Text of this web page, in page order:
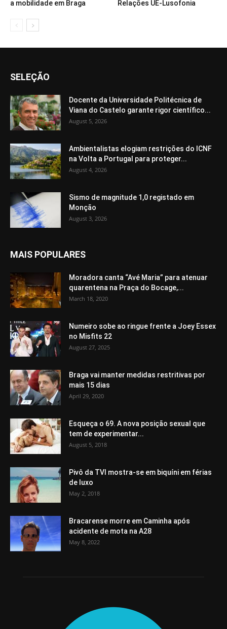
a mobilidade em Braga
Relações UE-Lusofonia
SELEÇÃO
Docente da Universidade Politécnica de
Viana do Castelo garante rigor científico...
August 5, 2026
Ambientalistas elogiam restrições do ICNF
na Volta a Portugal para proteger...
August 4, 2026
Sismo de magnitude 1,0 registado em
Monção
August 3, 2026
MAIS POPULARES
Moradora canta “Avé Maria” para atenuar
quarentena na Praça do Bocage,...
March 18, 2020
Numeiro sobe ao ringue frente a Joey Essex
no Misfits 22
August 27, 2025
Braga vai manter medidas restritivas por
mais 15 dias
April 29, 2020
Esqueça o 69. A nova posição sexual que
tem de experimentar...
August 5, 2018
Pivô da TVI mostra-se em biquíni em férias
de luxo
May 2, 2018
Bracarense morre em Caminha após
acidente de mota na A28
May 8, 2022